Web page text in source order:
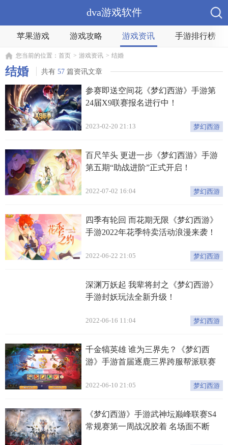
dva游戏软件
苹果游戏 游戏攻略 游戏资讯 手游排行榜
您当前的位置： 首页 > 游戏资讯 > 结婚
结婚 共有 57 篇资讯文章
参赛即送空间花《梦幻西游》手游第
24届X9联赛报名进行中！
2023-02-20 21:13 梦幻西游
百尺竿头 更进一步《梦幻西游》手游
第五期“助战进阶”正式开启！
2022-07-02 16:04 梦幻西游
四季有轮回 而花期无限《梦幻西游》
手游2022年花季特卖活动浪漫来袭！
2022-06-22 21:05 梦幻西游
深渊万妖起 我辈将封之《梦幻西游》
手游封妖玩法全新升级！
2022-06-16 11:04 梦幻西游
千金犒英雄 谁为三界先？《梦幻西
游》手游首届逐鹿三界跨服帮派联赛
2022-06-10 21:05 梦幻西游
《梦幻西游》手游武神坛巅峰联赛S4
常规赛第一周战况胶着 名场面不断